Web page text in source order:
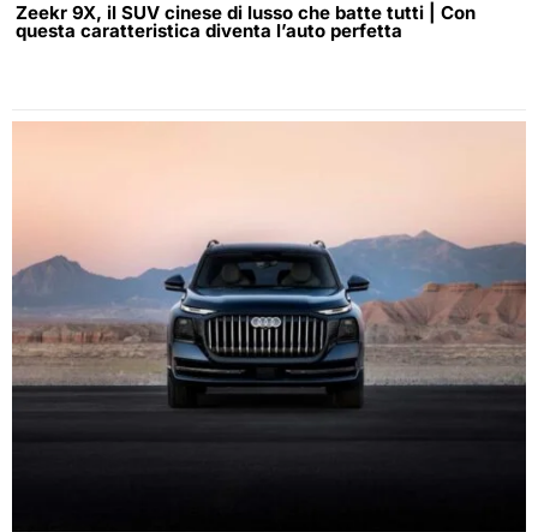
Zeekr 9X, il SUV cinese di lusso che batte tutti | Con
questa caratteristica diventa l’auto perfetta